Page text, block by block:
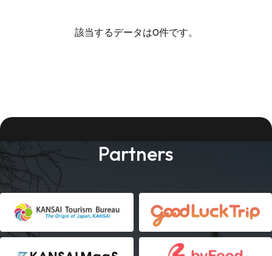
該当するデータは0件です。
Partners